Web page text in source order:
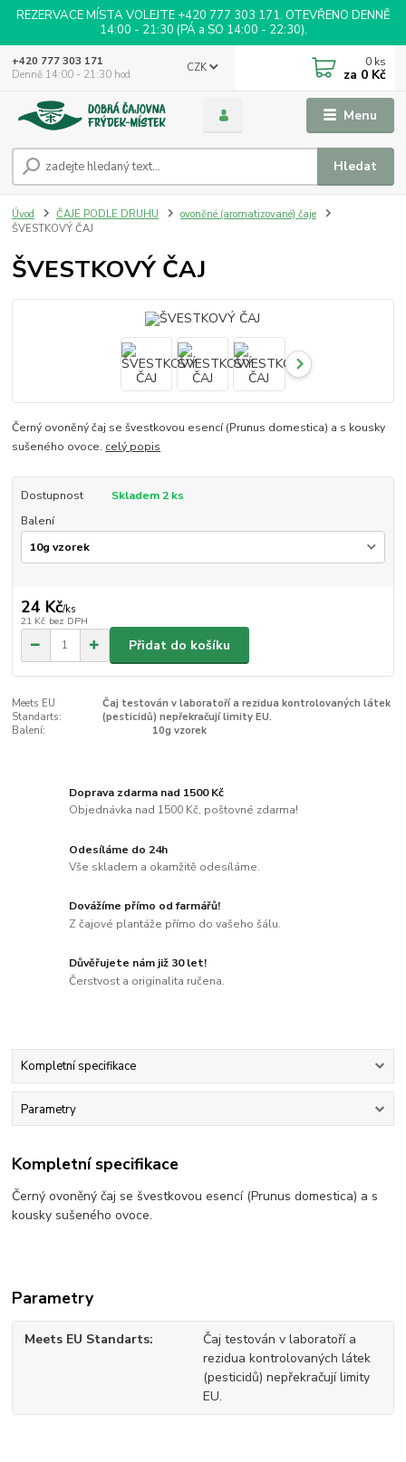
REZERVACE MÍSTA VOLEJTE +420 777 303 171. OTEVŘENO DENNĚ
14:00 - 21:30 (PÁ a SO 14:00 - 22:30).
Menu
CZK
Hledat
+420 777 303 171
Denně 14:00 - 21:30 hod
0 ks
za 0 Kč
Úvod ČAJE PODLE DRUHU
ovoněné (aromatizované) čaje
ŠVESTKOVÝ ČAJ
ŠVESTKOVÝ ČAJ
Černý ovoněný čaj se švestkovou esencí (Prunus domestica) a s kousky
sušeného ovoce. celý popis
Dostupnost
Skladem 2 ks
Balení
24 Kč/ks
21 Kč bez DPH
Přidat do košíku
Meets EU
Standarts:
Čaj testován v laboratoří a rezidua kontrolovaných látek
(pesticidů) nepřekračují limity EU.
Balení:
10g vzorek
Doprava zdarma nad 1500 Kč
Objednávka nad 1500 Kč, poštovné zdarma!
Odesíláme do 24h
Vše skladem a okamžitě odesíláme.
Dovážíme přímo od farmářů!
Z čajové plantáže přímo do vašeho šálu.
Důvěřujete nám již 30 let!
Čerstvost a originalita ručena.
Kompletní specifikace
Parametry
Kompletní specifikace
Černý ovoněný čaj se švestkovou esencí (Prunus domestica) a s
kousky sušeného ovoce.
Parametry
Meets EU Standarts
Čaj testován v laboratoří a
rezidua kontrolovaných látek
(pesticidů) nepřekračují limity
EU.